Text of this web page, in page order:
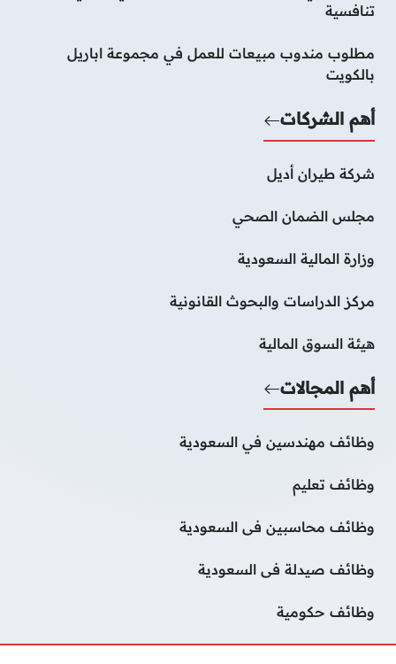
تنافسية
مطلوب مندوب مبيعات للعمل في مجموعة اباريل
بالكويت
أهم الشركات
شركة طيران أديل
مجلس الضمان الصحي
وزارة المالية السعودية
مركز الدراسات والبحوث القانونية
هيئة السوق المالية
أهم المجالات
وظائف مهندسين في السعودية
وظائف تعليم
وظائف محاسبين فى السعودية
وظائف صيدلة فى السعودية
وظائف حكومية